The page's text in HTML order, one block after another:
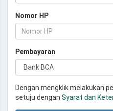
Nomor HP
Pembayaran
Dengan mengklik melakukan
setuju dengan Syarat dan